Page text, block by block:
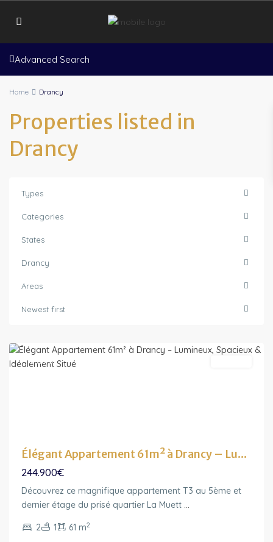
Advanced Search
Home Drancy
Properties listed in
Drancy
Types
Categories
States
Drancy
Areas
Newest first
Ile-
Featured
Élégant Appartement 61m² à Drancy – Lu...
244.900€
Découvrez ce magnifique appartement T3 au 5ème et
dernier étage du prisé quartier La Muett ...
2 1 61 m2